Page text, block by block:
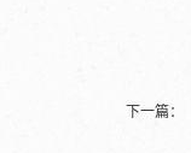
下一篇：